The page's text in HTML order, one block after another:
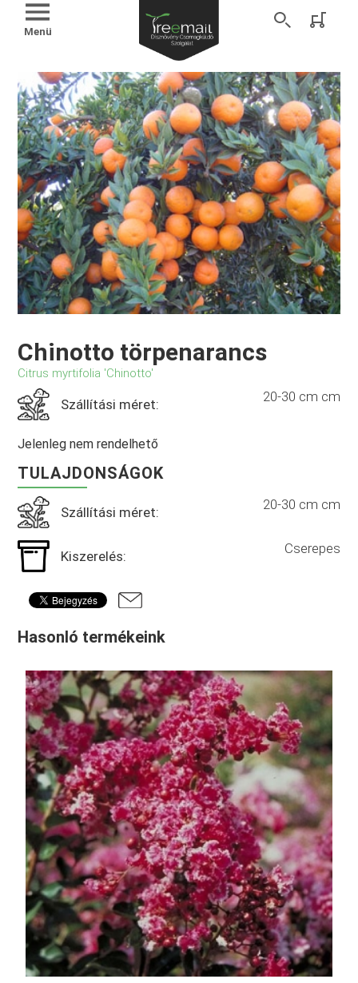
Menü
Chinotto törpenarancs
Citrus myrtifolia 'Chinotto'
Szállítási méret: 20-30 cm cm
Jelenleg nem rendelhető
TULAJDONSÁGOK
Szállítási méret: 20-30 cm cm
Kiszerelés: Cserepes
Hasonló termékeink